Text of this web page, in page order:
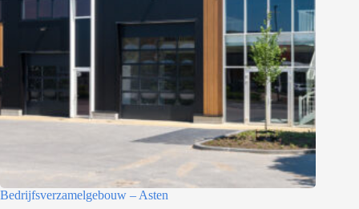
Bedrijfsverzamelgebouw – Asten